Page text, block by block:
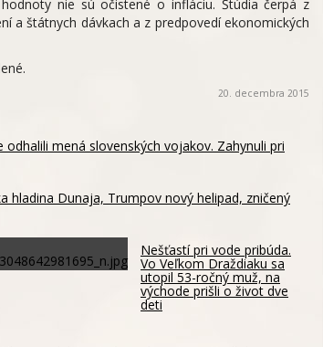
nie sú očistené o infláciu. Štúdia čerpá z
a štátnych dávkach a z predpovedí ekonomických
20. decembra 2015
mená slovenských vojakov. Zahynuli pri
hladina Dunaja, Trumpov nový helipad, zničený
Nešťastí pri vode pribúda.
Vo Veľkom Draždiaku sa
utopil 53-ročný muž, na
východe prišli o život dve
deti